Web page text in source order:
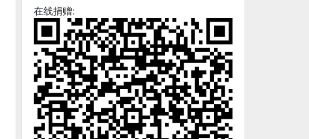
在线捐赠: